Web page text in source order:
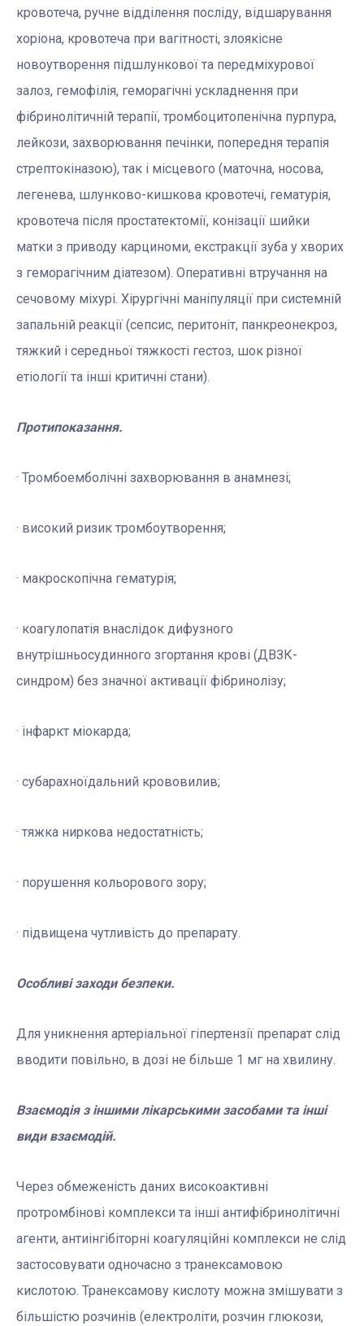
кровотеча, ручне відділення посліду, відшарування
хоріона, кровотеча при вагітності, злоякісне
новоутворення підшлункової та передміхурової
залоз, гемофілія, геморагічні ускладнення при
фібринолітичній терапії, тромбоцитопенічна пурпура,
лейкози, захворювання печінки, попередня терапія
стрептокіназою), так і місцевого (маточна, носова,
легенева, шлунково-кишкова кровотечі, гематурія,
кровотеча після простатектомії, конізації шийки
матки з приводу карциноми, екстракції зуба у хворих
з геморагічним діатезом). Оперативні втручання на
сечовому міхурі. Хірургічні маніпуляції при системній
запальній реакції (сепсис, перитоніт, панкреонекроз,
тяжкий і середньої тяжкості гестоз, шок різної
етіології та інші критичні стани).
Протипоказання.
· Тромбоемболічні захворювання в анамнезі;
· високий ризик тромбоутворення;
· макроскопічна гематурія;
· коагулопатія внаслідок дифузного
внутрішньосудинного згортання крові (ДВЗК-
синдром) без значної активації фібринолізу;
· інфаркт міокарда;
· субарахноїдальний крововилив;
· тяжка ниркова недостатність;
· порушення кольорового зору;
· підвищена чутливість до препарату.
Особливі заходи безпеки.
Для уникнення артеріальної гіпертензії препарат слід
вводити повільно, в дозі не більше 1 мг на хвилину.
Взаємодія з іншими лікарськими засобами та інші
види взаємодій.
Через обмеженість даних високоактивні
протромбінові комплекси та інші антифібринолітичні
агенти, антиінгібіторні коагуляційні комплекси не слід
застосовувати одночасно з транексамовою
кислотою. Транексамову кислоту можна змішувати з
більшістю розчинів (електроліти, розчин глюкози,